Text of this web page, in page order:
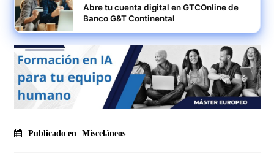
Abre tu cuenta digital en GTCOnline de
Banco G&T Continental
Publicado en Misceláneos